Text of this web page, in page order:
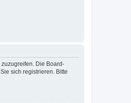
Die Board-
sich registrieren. Bitte